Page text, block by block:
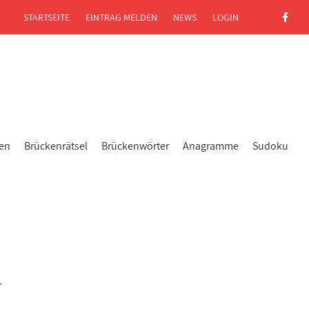
Brückenrätsel Brückenwörter Anagramme Sudoku
STARTSEITE EINTRAG MELDEN NEWS LOGIN